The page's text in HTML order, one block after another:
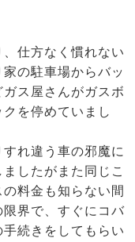
仕方なく慣れない
の駐車場からバッ
ス屋さんがガスボ
を停めていまし
れ違う車の邪魔に
したがまた同じこ
料金も知らない間
界で、すぐにコバ
続きをしてもらい